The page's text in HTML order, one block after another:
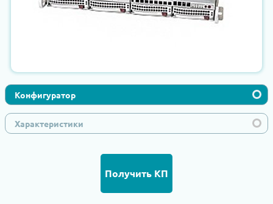
Конфигуратор
Характеристики
Получить КП